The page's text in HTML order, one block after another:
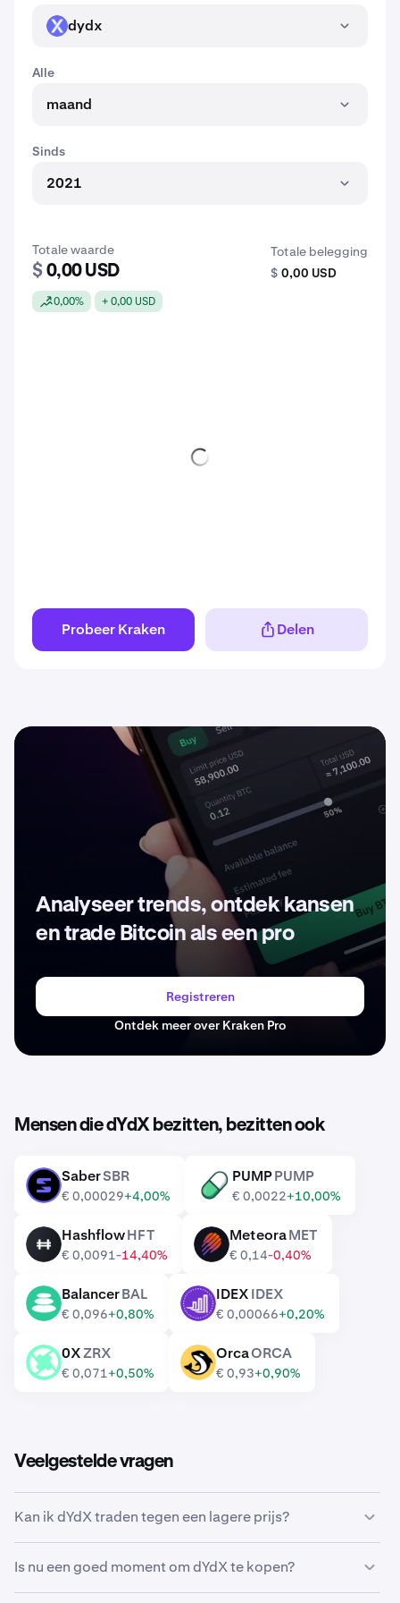
DYDX dydx
Alle
maand
Sinds
2021
Totale waarde
$ 0,00 USD
0,00% + 0,00 USD
Totale belegging
$ 0,00 USD
Probeer Kraken Delen
Analyseer trends, ontdek kansen
en trade Bitcoin als een pro
Registreren
Ontdek meer over Kraken Pro
Mensen die dYdX bezitten, bezitten ook
SBR SaberSBR
€ 0,00029+4,00%
PUMP PUMPPUMP
€ 0,0022+10,00%
HFT HashflowHFT
€ 0,0091-14,40%
MET MeteoraMET
€ 0,14-0,40%
BAL BalancerBAL
€ 0,096+0,80%
IDEX IDEXIDEX
€ 0,00066+0,20%
ZRX 0XZRX
€ 0,071+0,50%
ORCA OrcaORCA
€ 0,93+0,90%
Veelgestelde vragen
Kan ik dYdX traden tegen een lagere prijs?
automatisch dYdX te kopen als het een lagere prijs
bereikt.
Is nu een goed moment om dYdX te kopen?